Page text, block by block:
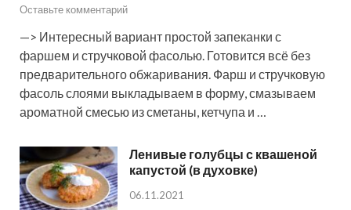
Оставьте комментарий
—> Интересный вариант простой запеканки с
фаршем и стручковой фасолью. Готовится всё без
предварительного обжаривания. Фарш и стручковую
фасоль слоями выкладываем в форму, смазываем
ароматной смесью из сметаны, кетчупа и …
Ленивые голубцы с квашеной
капустой (в духовке)
06.11.2021